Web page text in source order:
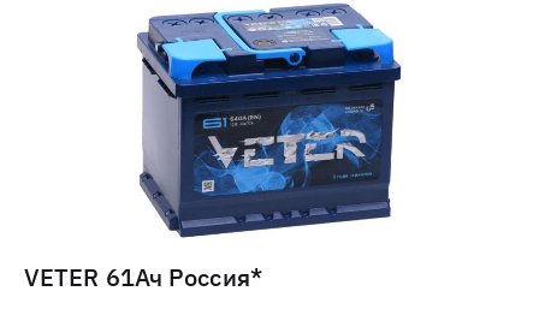
VETER 61Ач Россия*